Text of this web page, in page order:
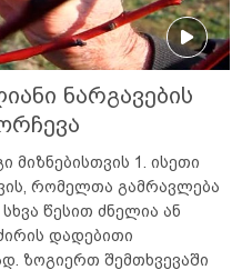
ნარგავების
მიზნებისთვის 1. ისეთი
რომელთა გამრავლება
წესით ძნელია ან
დადებითი
ზოგიერთ შემთხვევაში